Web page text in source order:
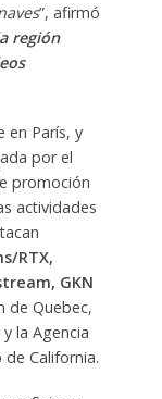
”, afirmó
región
en París, y
por el
promoción
actividades
RTX,
GKN
de Quebec,
la Agencia
California.